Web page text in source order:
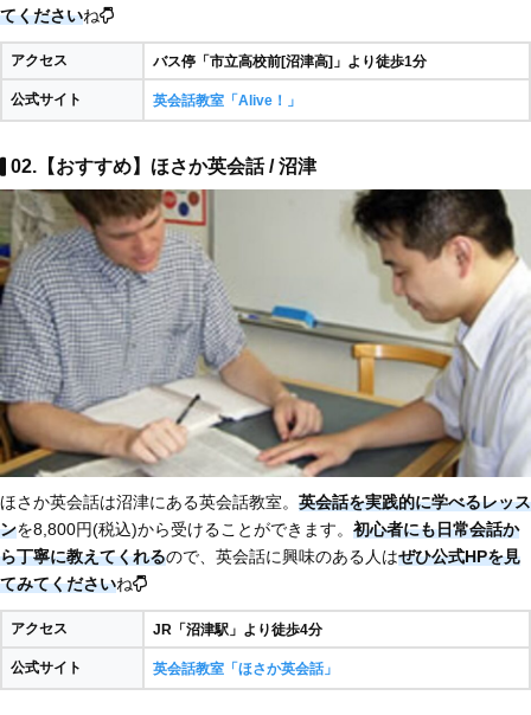
てくださいね
アクセス バス停「市立高校前[沼津高]」より徒歩1分
公式サイト 英会話教室「Alive！」
02.【おすすめ】ほさか英会話 / 沼津
ほさか英会話は沼津にある英会話教室。 英会話を実践的に学べるレッス
ンを8,800円(税込)から受けることができます。 初心者にも日常会話か
ら丁寧に教えてくれるので、英会話に興味のある人はぜひ公式HPを見
てみてくださいね
アクセス JR「沼津駅」より徒歩4分
公式サイト 英会話教室「ほさか英会話」